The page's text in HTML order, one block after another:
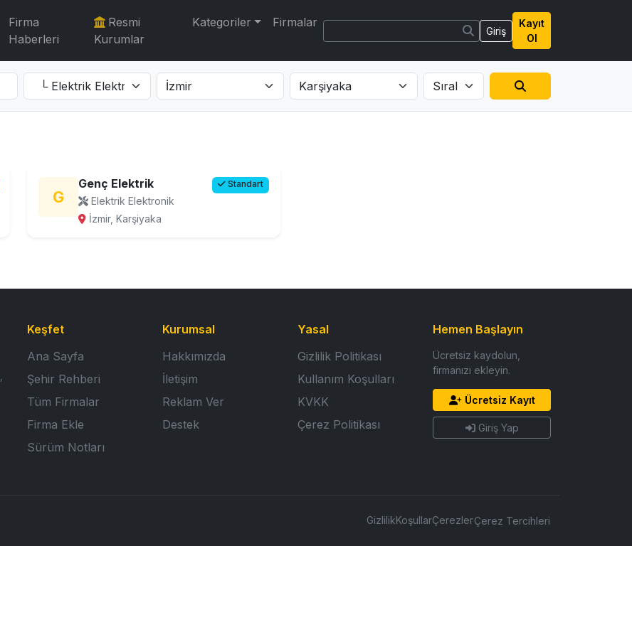
Firma
Haberleri
Resmi
Kurumlar
Kategoriler Firmalar
Giriş
Kayıt
Ol
G
Genç Elektrik Standart
Elektrik Elektronik
İzmir, Karşiyaka
Keşfet
Ana Sayfa
Şehir Rehberi
Tüm Firmalar
Firma Ekle
Sürüm Notları
Kurumsal
Hakkımızda
İletişim
Reklam Ver
Destek
Yasal
Gizlilik Politikası
Kullanım Koşulları
KVKK
Çerez Politikası
Hemen Başlayın
Ücretsiz kaydolun,
firmanızı ekleyin.
Ücretsiz Kayıt
Giriş Yap
GizlilikKoşullarÇerezlerÇerez Tercihleri